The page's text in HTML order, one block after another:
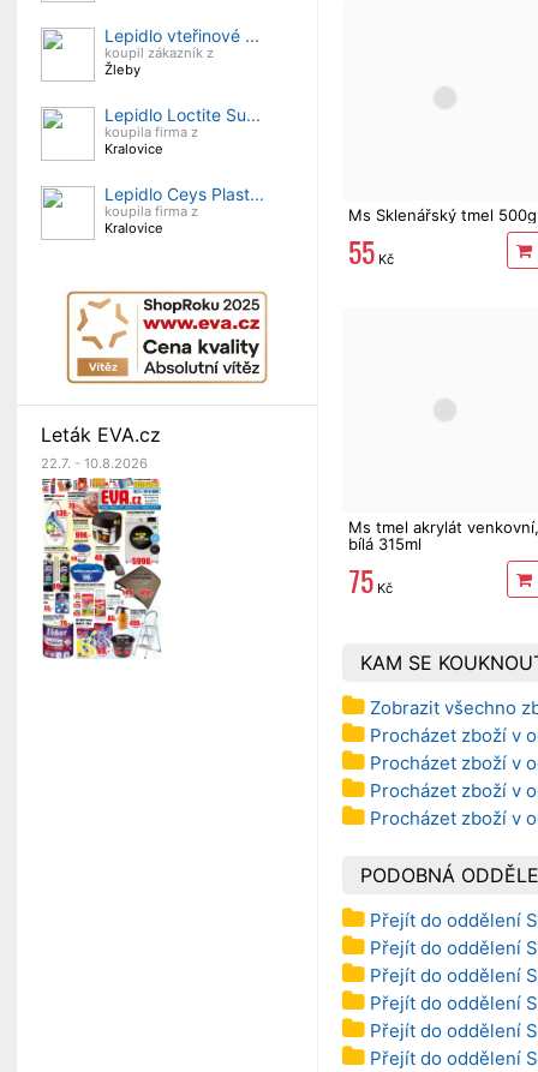
Lepidlo vteřinové ...
koupil zákazník z
Žleby
Lepidlo Loctite Su...
koupila firma z
Kralovice
Lepidlo Ceys Plast...
koupila firma z
Kralovice
Leták EVA.cz
22.7. - 10.8.2026
Ms Sklenářský tmel 500g
55 Kč
Ms tmel akrylát venkovní,
bílá 315ml
75 Kč
KAM SE
Zobrazit všechno
Procházet zboží v
Procházet zboží v
Procházet zboží v
Procházet zboží v
PODOBNÁ
Přejít do oddělení
Přejít do oddělení
Přejít do oddělení
Přejít do oddělení
Přejít do oddělení
Přejít do oddělení